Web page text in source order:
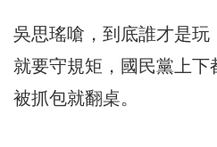
吳思瑤嗆，到底誰才是玩
就要守規矩，國民黨上下
被抓包就翻桌。